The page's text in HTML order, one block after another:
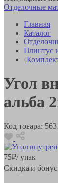
Отделочные
Главная
Каталог
Плинтус
Угол
альба
Код товара:
75₽/ упак
Скидка и